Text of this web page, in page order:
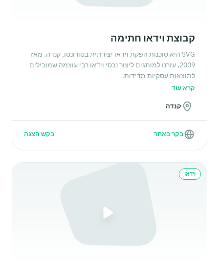
קבוצת וידאו חתימה
SVG היא סוכנות הפקת וידאו יצירתית בטורונטו, קנדה. מאז
2009, עזרנו למותגים ליצור נכסי וידאו רבי עוצמה שמובילים
לתוצאות עסקיות מדידות.
קרא עוד
קנדה
בקר באתר בקש הצגה
וידאו